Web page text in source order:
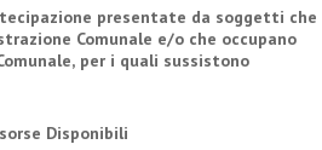
presentate da soggetti che
Comunale e/o che occupano
per i quali sussistono
Disponibili